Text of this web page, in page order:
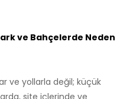
ve Bahçelerde Neden
ve yollarla değil; küçük